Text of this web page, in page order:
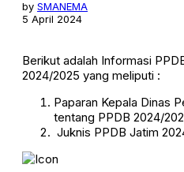
by SMANEMA
5 April 2024
Berikut adalah Informasi
2024/2025 yang meliputi :
Paparan Kepala Dinas
tentang PPDB 2024/
Juknis PPDB Jatim